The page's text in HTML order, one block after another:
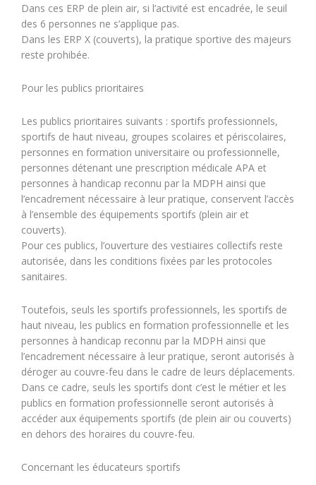
Dans ces ERP de plein air, si l’activité est encadrée, le seuil
des 6 personnes ne s’applique pas.
Dans les ERP X (couverts), la pratique sportive des majeurs
reste prohibée.
Pour les publics prioritaires
Les publics prioritaires suivants : sportifs professionnels,
sportifs de haut niveau, groupes scolaires et périscolaires,
personnes en formation universitaire ou professionnelle,
personnes détenant une prescription médicale APA et
personnes à handicap reconnu par la MDPH ainsi que
l’encadrement nécessaire à leur pratique, conservent l’accès
à l’ensemble des équipements sportifs (plein air et
couverts).
Pour ces publics, l’ouverture des vestiaires collectifs reste
autorisée, dans les conditions fixées par les protocoles
sanitaires.
Toutefois, seuls les sportifs professionnels, les sportifs de
haut niveau, les publics en formation professionnelle et les
personnes à handicap reconnu par la MDPH ainsi que
l’encadrement nécessaire à leur pratique, seront autorisés à
déroger au couvre-feu dans le cadre de leurs déplacements.
Dans ce cadre, seuls les sportifs dont c’est le métier et les
publics en formation professionnelle seront autorisés à
accéder aux équipements sportifs (de plein air ou couverts)
en dehors des horaires du couvre-feu.
Concernant les éducateurs sportifs